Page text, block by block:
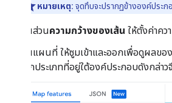
หมายเหตุ: จุดทึบจะปรากฏข้างองค์ประ
ในส่วนความกว้างของเส้น ให้ตั้งค่าคว
ในแผนที่ ให้ซูมเข้าและออกเพื่อดูผล
ทุกประเภทที่อยู่ใต้องค์ประกอบดังกล่